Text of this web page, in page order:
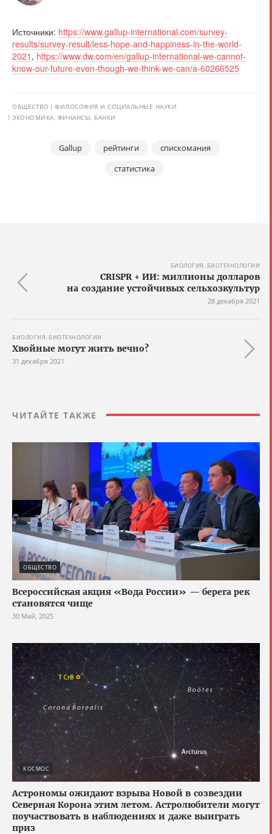
Источники: https://www.gallup-international.com/survey-
results/survey-result/less-hope-and-happiness-in-the-world-
2021 , https://www.dw.com/en/gallup-international-we-cannot-
know-our-future-even-though-we-think-we-can/a-60266525
ОБЩЕСТВО
ФИЛОСОФИЯ И СОЦИАЛЬНЫЕ НАУКИ
ЭКОНОМИКА, ФИНАНСЫ, БАНКИ
Gallup рейтинги
спискомания
статистика
БИОЛОГИЯ, БИОТЕХНОЛОГИИ
CRISPR + ИИ: миллионы долларов
на создание устойчивых сельхозкультур
28 декабря 2021
БИОЛОГИЯ, БИОТЕХНОЛОГИИ
Хвойные могут жить вечно?
31 декабря 2021
ЧИТАЙТЕ ТАКЖЕ
ОБЩЕСТВО
Всероссийская акция «Вода России» — берега рек
становятся чище
30 Май, 2025
КОСМОС
Астрономы ожидают взрыва Новой в созвездии
Северная Корона этим летом. Астролюбители могут
поучаствовать в наблюдениях и даже выиграть
приз